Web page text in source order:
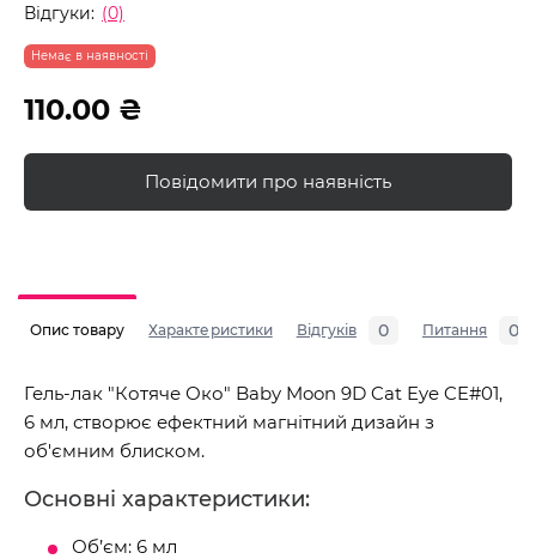
Відгуки: (0)
Немає в наявності
110.00 ₴
Повідомити про наявність
Опис товару Характеристики Відгуків 0 Питання 0
Гель-лак "Котяче Око" Baby Moon 9D Cat Eye CE#01,
6 мл, створює ефектний магнітний дизайн з
об'ємним блиском.
Основні характеристики:
Об’єм: 6 мл